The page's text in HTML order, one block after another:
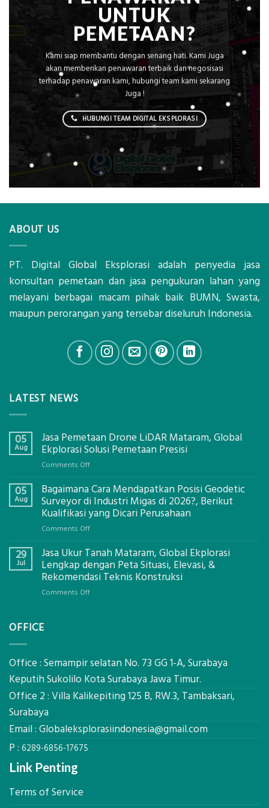
UNTUK
PEMETAAN?
Kami siap membantu dengan senang hati. Kami Juga
akan memberikan penawaran terbaik dan negosisasi
terhadap penawaran kami, hubungi team kami sekarang
Juga !
HUBUNGI TEAM DIGITAL EKSPLORASI
ABOUT US
PT. Digital Global Eksplorasi adalah penyedia jasa
konsultan pemetaan dan jasa pengukuran lahan yang
melayani berbagai macam pihak baik BUMN, Swasta,
maupun perorangan yang tersebar diseluruh Indonesia.
LATEST NEWS
05
Aug
Jasa Pemetaan Drone LiDAR Mataram, Global
Ekplorasi Solusi Pemetaan Presisi
Comments Offon
Pemetaan
Drone
LiDAR
Mataram,
Solusi
Pemetaan
Presisi
05
Aug
Bagaimana Cara Mendapatkan Posisi Geodetic
Surveyor di Industri Migas di 2026?, Berikut
Kualifikasi yang Dicari Perusahaan
Comments Offon
Cara
Mendapatkan
Posisi
Berikut
Kualifikasi
Dicari
29
Jul
Jasa Ukur Tanah Mataram, Global Ekplorasi
Lengkap dengan Peta Situasi, Elevasi, &
Rekomendasi Teknis Konstruksi
Comments Offon
Ekplorasi
dengan
Peta
&
OFFICE
Office : Semampir selatan No. 73 GG 1-A, Surabaya
Keputih Sukolilo Kota Surabaya Jawa Timur.
Office 2 : Villa Kalikepiting 125 B, RW.3, Tambaksari,
Surabaya
Email : Globaleksplorasiindonesia@gmail.com
P : 6289-6856-17675
Link Penting
Terms of Service